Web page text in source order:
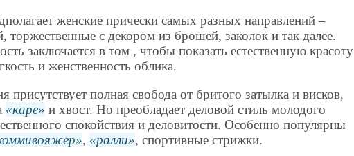
женские прически самых разных направлений –
торжественные с декором из брошей, заколок и так далее.
заключается в том , чтобы показать естественную красоту
и женственность облика.
присутствует полная свобода от бритого затылка и висков,
каре
и хвост. Но преобладает деловой стиль молодого
спокойствия и деловитости. Особенно популярны
, ралли , спортивные стрижки.